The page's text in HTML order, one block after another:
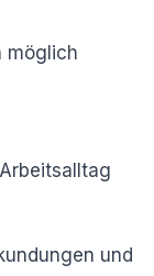
möglich
und